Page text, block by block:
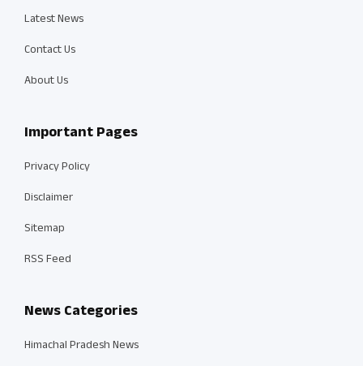
Latest News
Contact Us
About Us
Important Pages
Privacy Policy
Disclaimer
Sitemap
RSS Feed
News Categories
Himachal Pradesh News